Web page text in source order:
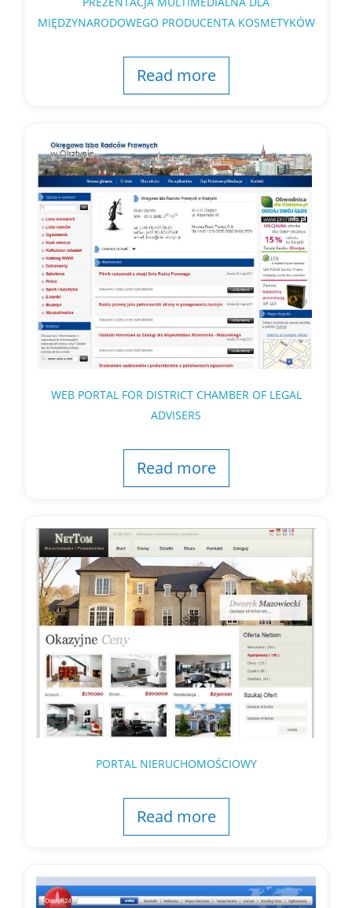
MIĘDZYNARODOWEGO PRODUCENTA KOSMETYKÓW
Read more
WEB PORTAL FOR DISTRICT CHAMBER OF LEGAL
ADVISERS
Read more
PORTAL NIERUCHOMOŚCIOWY
Read more